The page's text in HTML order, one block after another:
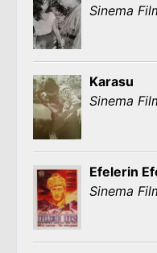
Sinema
Karasu
Sinema
Efelerin
Sinema